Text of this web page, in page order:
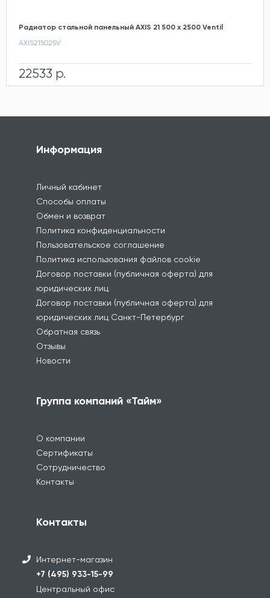
Радиатор стальной панельный AXIS 21 500 x 2500 Ventil
AXIS215025V
22533 р.
Информация
Личный кабинет
Способы оплаты
Обмен и возврат
Политика конфиденциальности
Пользовательское соглашение
Политика использования файлов cookie
Договор поставки (публичная оферта) для
юридических лиц
Договор поставки (публичная оферта) для
юридических лиц Санкт-Петербург
Обратная связь
Отзывы
Новости
Группа компаний «Тайм»
О компании
Сертификаты
Сотрудничество
Контакты
Контакты
Интернет-магазин
+7 (495) 933-15-99
Центральный офис